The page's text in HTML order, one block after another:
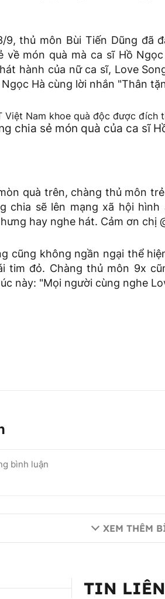
9, thủ môn Bùi Tiến Dũng đã
về món quà mà ca sĩ Hồ
hành của nữ ca sĩ, Love
Hà cùng lời nhắn "Thân
chia sẻ món quà của ca sĩ
quà trên, chàng thủ môn
chia sẽ lên mạng xã hội
hay nghe hát. Cảm ơn chị
cũng không ngần ngại thể
tim đỏ. Chàng thủ môn 9x
này: "Mọi người cùng nghe
XEM THÊM
TIN